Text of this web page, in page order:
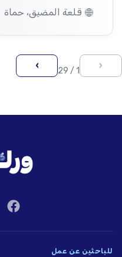
قلعة المضيق، حماة
‹
1 / 29
›
للباحثين عن عمل